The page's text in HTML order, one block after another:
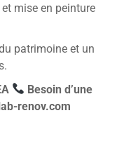
mise en peinture
patrimoine et un
Besoin d’une
renov.com